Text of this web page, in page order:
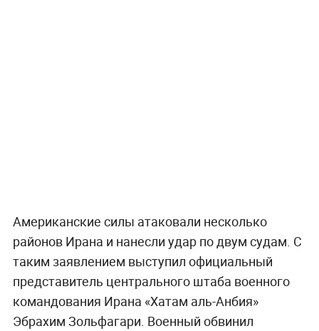
Американские силы атаковали несколько
районов Ирана и нанесли удар по двум судам. С
таким заявлением выступил официальный
представитель центрального штаба военного
командования Ирана «Хатам аль-Анбия»
Эбрахим Зольфагари. Военный обвинил